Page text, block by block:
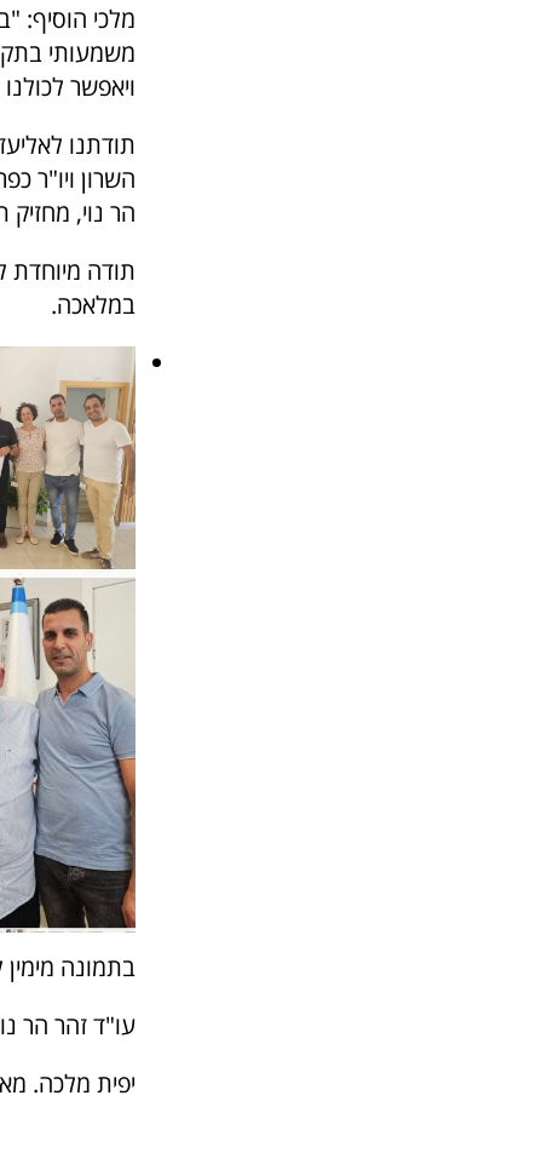
משמעותי
ויאפשר
תודתנו
השרון ויו"ר
הר נוי,
תודה מיוחדת
במלאכה.
בתמונה
עו"ד זהר הר
יפית מלכה.